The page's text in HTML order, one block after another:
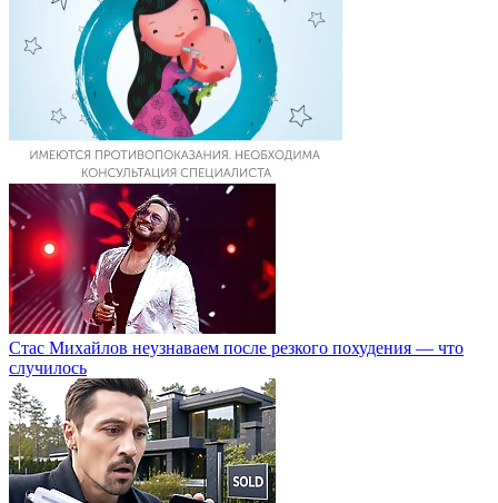
Стас Михайлов неузнаваем после резкого похудения — что
случилось